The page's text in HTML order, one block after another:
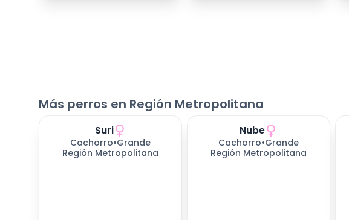
Más perros en Región Metropolitana
Suri
Cachorro•Grande
Región Metropolitana
Nube
Cachorro•Grande
Región Metropolitana